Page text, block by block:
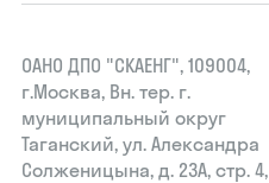
ОАНО ДПО "СКАЕНГ", 109004,
г.Москва, Вн. тер. г.
муниципальный округ
Таганский, ул. Александра
Солженицына, д. 23А, стр. 4,